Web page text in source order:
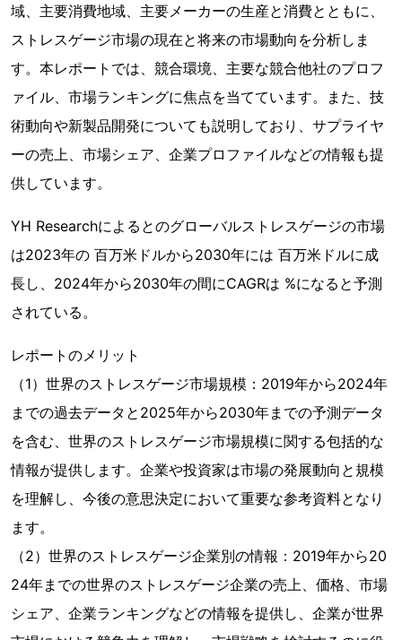
域、主要消費地域、主要メーカーの生産と消費とともに、
ストレスゲージ市場の現在と将来の市場動向を分析しま
す。本レポートでは、競合環境、主要な競合他社のプロフ
ァイル、市場ランキングに焦点を当てています。また、技
術動向や新製品開発についても説明しており、サプライヤ
ーの売上、市場シェア、企業プロファイルなどの情報も提
供しています。
YH Researchによるとのグローバルストレスゲージの市場
は2023年の 百万米ドルから2030年には 百万米ドルに成
長し、2024年から2030年の間にCAGRは %になると予測
されている。
レポートのメリット
（1）世界のストレスゲージ市場規模：2019年から2024年
までの過去データと2025年から2030年までの予測データ
を含む、世界のストレスゲージ市場規模に関する包括的な
情報が提供します。企業や投資家は市場の発展動向と規模
を理解し、今後の意思決定において重要な参考資料となり
ます。
（2）世界のストレスゲージ企業別の情報：2019年から20
24年までの世界のストレスゲージ企業の売上、価格、市場
シェア、企業ランキングなどの情報を提供し、企業が世界